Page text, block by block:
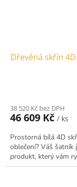
Dřevěná skřín
38 520 Kč bez DPH
46 609 Kč / ks
Prostorná bílá 4D
oblečení? Váš
produkt, který vám